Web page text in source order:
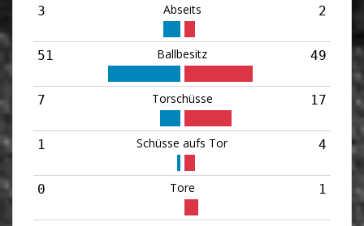
3 Abseits 2
51 Ballbesitz 49
7 Torschüsse 17
1 Schüsse aufs Tor 4
0 Tore 1